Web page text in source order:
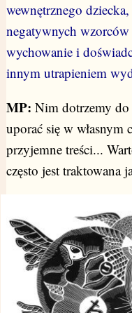
wewnętrznego
negatywnych
wychowanie i
innym utrapieniem
MP: Nim dotrzemy
uporać się w
przyjemne treści...
często jest traktowana